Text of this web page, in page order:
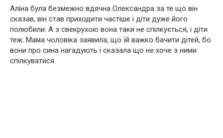
Аліна була безмежно вдячна Олександра за те що він
сказав, він став приходити частіше і діти дуже його
полюбили. А з свекрухою вона таки не спілкується, і діти
теж. Мама чоловіка заявила, що їй важко бачити дітей, бо
вони про сина нагадують і сказала що не хоче з ними
спілкуватися.